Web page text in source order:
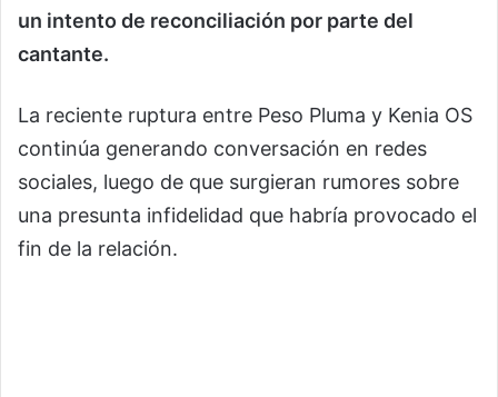
un intento de reconciliación por parte del
cantante.
La reciente ruptura entre Peso Pluma y Kenia OS
continúa generando conversación en redes
sociales, luego de que surgieran rumores sobre
una presunta infidelidad que habría provocado el
fin de la relación.